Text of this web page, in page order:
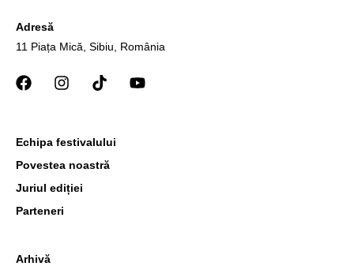
Adresă
11 Piața Mică, Sibiu, România
Arhivă
Echipa festivalului
Povestea noastră
Juriul ediției
Parteneri